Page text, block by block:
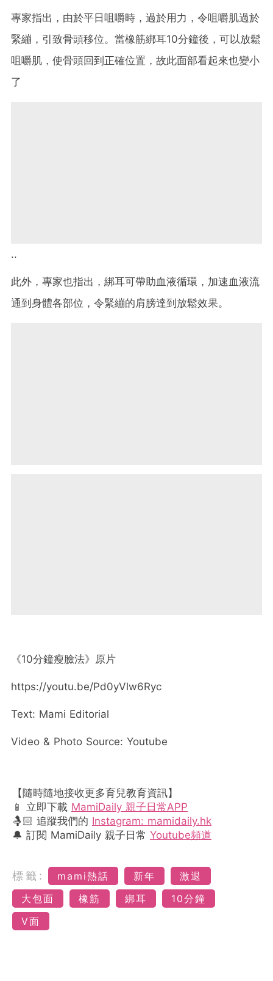
專家指出，由於平日咀嚼時，過於用力，令咀嚼肌過於
緊繃，引致骨頭移位。當橡筋綁耳10分鐘後，可以放鬆
咀嚼肌，使骨頭回到正確位置，故此面部看起來也變小
了
..
此外，專家也指出，綁耳可帶助血液循環，加速血液流
通到身體各部位，令緊繃的肩膀達到放鬆效果。
《10分鐘瘦臉法》原片
https://youtu.be/Pd0yVlw6Ryc
Text: Mami Editorial
Video & Photo Source: Youtube
【隨時隨地接收更多育兒教育資訊】
📱 立即下載 MamiDaily 親子日常APP
🤱🏻 追蹤我們的 Instagram: mamidaily.hk
🔔 訂閱 MamiDaily 親子日常 Youtube頻道
標籤: mami熱話 新年
激退
大包面
橡筋 綁耳
10分鐘
V面